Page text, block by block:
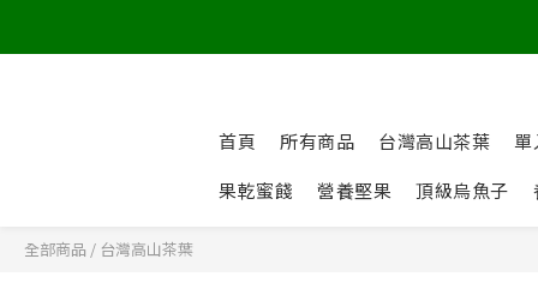
首頁 所有商品 台灣高山茶葉
單
果乾蜜餞
營養堅果 頂級烏魚子
全部商品 / 台灣高山茶葉